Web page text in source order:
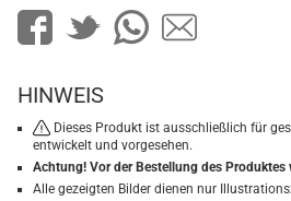
HINWEIS
Dieses Produkt ist ausschließlich für
entwickelt und vorgesehen.
Achtung! Vor der Bestellung des
Alle gezeigten Bilder dienen nur